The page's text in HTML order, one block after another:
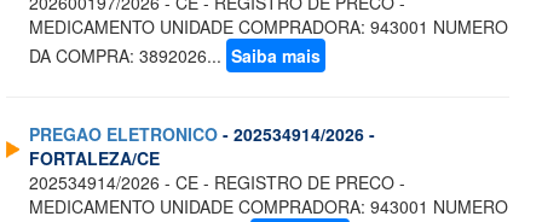
MEDICAMENTO UNIDADE COMPRADORA: 943001 NUMERO
DA COMPRA: 3892026... Saiba mais
PREGAO ELETRONICO - 202534914/2026 -
FORTALEZA/CE
202534914/2026 - CE - REGISTRO DE PRECO -
MEDICAMENTO UNIDADE COMPRADORA: 943001 NUMERO